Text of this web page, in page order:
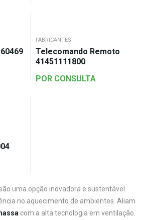
FABRICANTES
Telecomando Remoto
41451111800
POR CONSULTA
uma opção inovadora e sustentável
no aquecimento de ambientes. Aliam
com a alta tecnologia em ventilação.